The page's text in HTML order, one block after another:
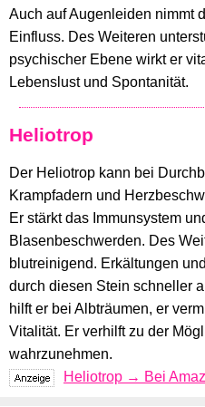
Auch auf Augenleiden nimmt
Einfluss. Des Weiteren
psychischer Ebene wirkt er
Lebenslust und Spontanität.
Heliotrop
Der Heliotrop kann bei
Krampfadern und
Er stärkt das Immunsystem
Blasenbeschwerden. Des
blutreinigend. Erkältungen
durch diesen Stein schneller
hilft er bei Albträumen, er
Vitalität. Er verhilft zu der
wahrzunehmen.
Heliotrop → Bei